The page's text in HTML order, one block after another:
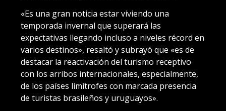
«Es una gran noticia estar viviendo una
temporada invernal que superará las
expectativas llegando incluso a niveles récord en
varios destinos», resaltó y subrayó que «es de
destacar la reactivación del turismo receptivo
con los arribos internacionales, especialmente,
de los países limítrofes con marcada presencia
de turistas brasileños y uruguayos».